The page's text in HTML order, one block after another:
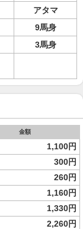
アタマ
9馬身
3馬身
金額
1,100円
300円
260円
1,160円
1,330円
2,260円